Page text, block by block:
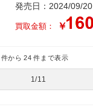
発売日：2024/09/20
買取金額： ￥
件から 24 件まで表示
1/11